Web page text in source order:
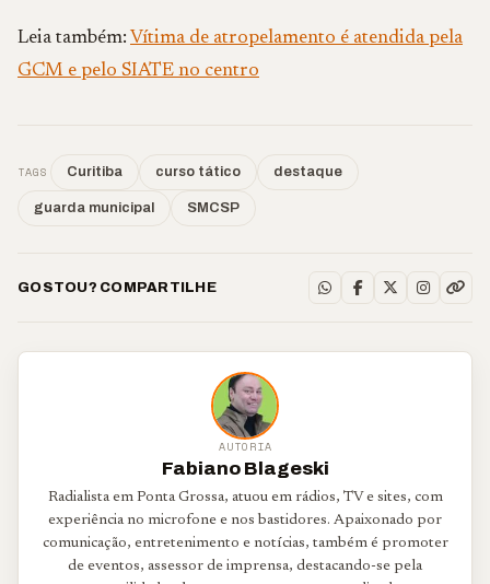
Leia também: Vítima de atropelamento é atendida pela
GCM e pelo SIATE no centro
TAGS Curitiba curso tático destaque
guarda municipal SMCSP
GOSTOU? COMPARTILHE
AUTORIA
Fabiano Blageski
Radialista em Ponta Grossa, atuou em rádios, TV e sites, com
experiência no microfone e nos bastidores. Apaixonado por
comunicação, entretenimento e notícias, também é promoter
de eventos, assessor de imprensa, destacando-se pela